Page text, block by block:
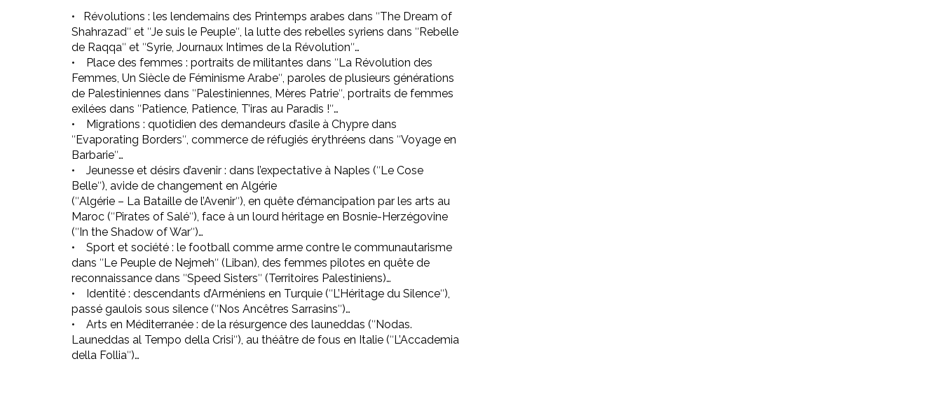
• Révolutions : les lendemains des Printemps arabes dans ʺThe Dream of
Shahrazadʺ et ʺJe suis le Peupleʺ, la lutte des rebelles syriens dans ʺRebelle
de Raqqaʺ et ʺSyrie, Journaux Intimes de la Révolutionʺ…
• Place des femmes : portraits de militantes dans ʺLa Révolution des
Femmes, Un Siècle de Féminisme Arabeʺ, paroles de plusieurs générations
de Palestiniennes dans ʺPalestiniennes, Mères Patrieʺ, portraits de femmes
exilées dans ʺPatience, Patience, T’iras au Paradis !ʺ…
• Migrations : quotidien des demandeurs d’asile à Chypre dans
ʺEvaporating Bordersʺ, commerce de réfugiés érythréens dans ʺVoyage en
Barbarieʺ…
• Jeunesse et désirs d’avenir : dans l’expectative à Naples (ʺLe Cose
Belleʺ), avide de changement en Algérie
(ʺAlgérie – La Bataille de l’Avenirʺ), en quête d’émancipation par les arts au
Maroc (ʺPirates of Saléʺ), face à un lourd héritage en Bosnie-Herzégovine
(ʺIn the Shadow of Warʺ)…
• Sport et société : le football comme arme contre le communautarisme
dans ʺLe Peuple de Nejmehʺ (Liban), des femmes pilotes en quête de
reconnaissance dans ʺSpeed Sistersʺ (Territoires Palestiniens)…
• Identité : descendants d’Arméniens en Turquie (ʺL’Héritage du Silenceʺ),
passé gaulois sous silence (ʺNos Ancêtres Sarrasinsʺ)…
• Arts en Méditerranée : de la résurgence des launeddas (ʺNodas.
Launeddas al Tempo della Crisiʺ), au théâtre de fous en Italie (ʺL’Accademia
della Folliaʺ)…